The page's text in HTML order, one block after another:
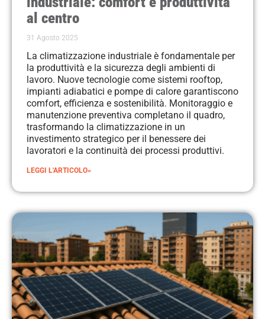
al centro
31 Agosto 2025
La climatizzazione industriale è fondamentale per
la produttività e la sicurezza degli ambienti di
lavoro. Nuove tecnologie come sistemi rooftop,
impianti adiabatici e pompe di calore garantiscono
comfort, efficienza e sostenibilità. Monitoraggio e
manutenzione preventiva completano il quadro,
trasformando la climatizzazione in un
investimento strategico per il benessere dei
lavoratori e la continuità dei processi produttivi.
LEGGI L'ARTICOLO»